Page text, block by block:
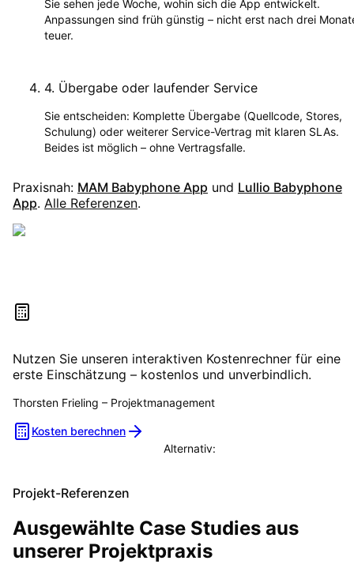
Sie sehen jede Woche, wohin sich die App entwickelt.
Anpassungen sind früh günstig – nicht erst nach drei
teuer.
4. Übergabe oder laufender Service
Sie entscheiden: Komplette Übergabe (Quellcode, Stores,
Schulung) oder weiterer Service-Vertrag mit klaren SLAs.
Beides ist möglich – ohne Vertragsfalle.
Praxisnah: MAM Babyphone App und Lullio Babyphone
App. Alle Referenzen.
Kosten selbst berechnen
Nutzen Sie unseren interaktiven Kostenrechner für eine
erste Einschätzung – kostenlos und unverbindlich.
Thorsten Frieling – Projektmanagement
Kosten berechnen
Alternativ:
Projekt-Referenzen
Ausgewählte Case Studies aus
unserer Projektpraxis